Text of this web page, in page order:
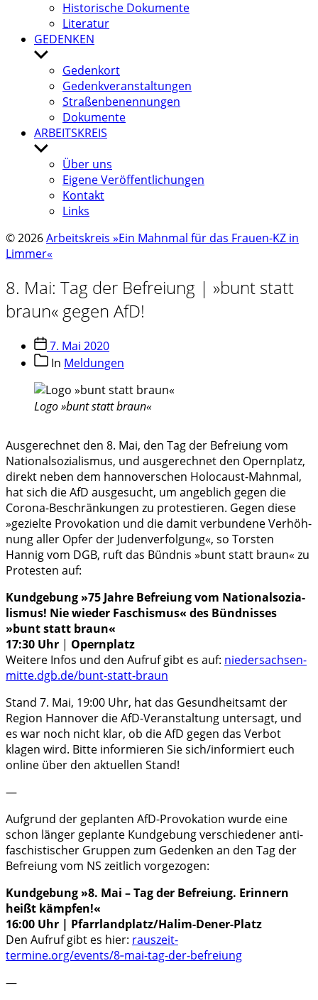
Histo­ri­sche Doku­mente
Lite­ra­tur
GEDENKEN
Untermenü
anzeigenGedenk­ort
Gedenk­ver­an­stal­tun­gen
Stra­ßen­be­nen­nun­gen
Doku­mente
ARBEITSKREIS
Untermenü
anzeigenÜber uns
Eigene Veröf­fent­li­chun­gen
Kontakt
Links
© 2026Arbeitskreis »Ein Mahnmal für das Frauen-KZ in
Limmer«
8. Mai: Tag der Befrei­ung | »bunt statt
braun« gegen AfD!
Veröffentlichungsdatum
7. Mai 2020
Beitragskategorien
In Meldungen
Logo »bunt statt braun«
Ausge­rech­net den 8. Mai, den Tag der Befrei­ung vom
Natio­nal­so­zia­lis­mus, und ausge­rech­net den Opern­platz,
direkt neben dem hanno­ver­schen Holocaust-Mahnmal,
hat sich die AfD ausge­sucht, um angeb­lich gegen die
Corona-Beschränkungen zu protes­tie­ren. Gegen diese
»gezielte Provo­ka­tion und die damit verbun­dene Verhöh­
nung aller Opfer der Juden­ver­fol­gung«, so Tors­ten
Hannig vom DGB, ruft das Bünd­nis »bunt statt braun« zu
Protes­ten auf:
Kund­ge­bung »75 Jahre Befrei­ung vom Natio­nal­so­zia­
lis­mus! Nie wieder Faschis­mus« des Bünd­nis­ses
»bunt statt braun«
17:30 Uhr | Opern­platz
Weitere Infos und den Aufruf gibt es auf: nieder​sach​sen​-
mitte​.dgb​.de/​b​u​n​t​-​s​t​a​t​t​-​b​r​aun
Stand 7. Mai, 19:00 Uhr, hat das Gesund­heits­amt der
Region Hanno­ver die AfD-Veranstaltung unter­sagt, und
es war noch nicht klar, ob die AfD gegen das Verbot
klagen wird. Bitte infor­mie­ren Sie sich/informiert euch
online über den aktu­el­len Stand!
—
Aufgrund der geplan­ten AfD-Provokation wurde eine
schon länger geplante Kund­ge­bung verschie­de­ner anti­
fa­schis­ti­scher Grup­pen zum Geden­ken an den Tag der
Befrei­ung vom NS zeit­lich vorge­zo­gen:
Kund­ge­bung »8. Mai – Tag der Befrei­ung. Erin­nern
heißt kämp­fen!«
16:00 Uhr | Pfarrlandplatz/Halim-Dener-Platz
Den Aufruf gibt es hier: rauszeit-
termine.org/events/8‑mai-tag-der-befreiung
—